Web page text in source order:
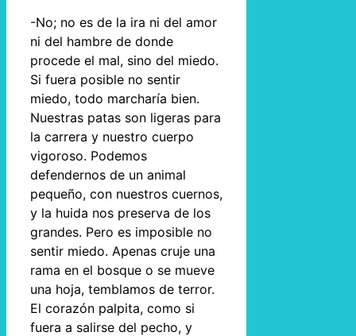
-No; no es de la ira ni del amor
ni del hambre de donde
procede el mal, sino del miedo.
Si fuera posible no sentir
miedo, todo marcharía bien.
Nuestras patas son ligeras para
la carrera y nuestro cuerpo
vigoroso. Podemos
defendernos de un animal
pequeño, con nuestros cuernos,
y la huida nos preserva de los
grandes. Pero es imposible no
sentir miedo. Apenas cruje una
rama en el bosque o se mueve
una hoja, temblamos de terror.
El corazón palpita, como si
fuera a salirse del pecho, y